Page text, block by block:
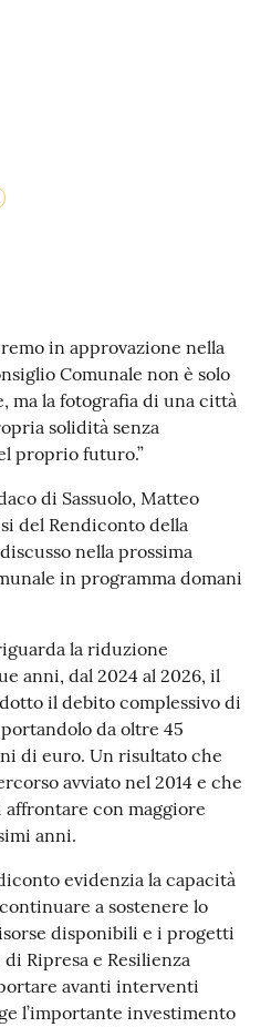
in approvazione nella
Comunale non è solo
ma la fotografia di una città
solidità senza
proprio futuro.”
di Sassuolo, Matteo
del Rendiconto della
nella prossima
in programma domani
la riduzione
anni, dal 2024 al 2026, il
il debito complessivo di
da oltre 45
di euro. Un risultato che
avviato nel 2014 e che
affrontare con maggiore
anni.
evidenzia la capacità
a sostenere lo
disponibili e i progetti
Ripresa e Resilienza
avanti interventi
l’importante investimento